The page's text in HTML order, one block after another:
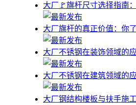
大厂🚩旗杆尺寸选择指南
大厂旗杆的真正价值：你
大厂不锈钢在装饰领域的
大厂不锈钢在建筑领域的
大厂钢结构楼板与扶手施